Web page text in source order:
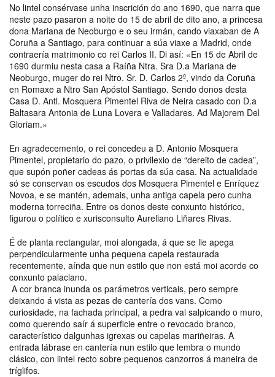
No lintel consérvase unha inscrición do ano 1690, que narra que
neste pazo pasaron a noite do 15 de abril de dito ano, a princesa
dona Mariana de Neoburgo e o seu irmán, cando viaxaban de A
Coruña a Santiago, para continuar a súa viaxe a Madrid, onde
contraería matrimonio co rei Carlos II. Di así: «En 15 de Abril de
1690 durmiu nesta casa a Raíña Ntra. Sra D.a Mariana de
Neoburgo, muger do rei Ntro. Sr. D. Carlos 2º, vindo da Coruña
en Romaxe a Ntro San Apóstol Santiago. Sendo donos desta
Casa D. Antl. Mosquera Pimentel Riva de Neira casado con D.a
Baltasara Antonia de Luna Lovera e Valladares. Ad Majorem Del
Gloriam.»
En agradecemento, o rei concedeu a D. Antonio Mosquera
Pimentel, propietario do pazo, o privilexio de “dereito de cadea”,
que supón poñer cadeas ás portas da súa casa. Na actualidade
só se conservan os escudos dos Mosquera Pimentel e Enríquez
Novoa, e se mantén, ademais, unha antiga capela pero cunha
moderna torreciña. Entre os donos deste conxunto histórico,
figurou o político e xurisconsulto Aureliano Liñares Rivas.
É de planta rectangular, moi alongada, á que se lle apega
perpendicularmente unha pequena capela restaurada
recentemente, aínda que nun estilo que non está moi acorde co
conxunto palaciano.
A cor branca inunda os parámetros verticais, pero sempre
deixando á vista as pezas de cantería dos vans. Como
curiosidade, na fachada principal, a pedra vai salpicando o muro,
como querendo saír á superficie entre o revocado branco,
característico dalgunhas igrexas ou capelas mariñeiras. A
entrada lábrase en cantería nun estilo que lembra o mundo
clásico, con lintel recto sobre pequenos canzorros á maneira de
tríglifos.